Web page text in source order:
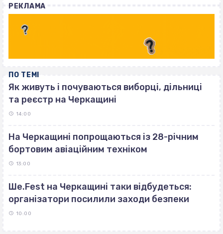
РЕКЛАМА
ПО ТЕМІ
Як живуть і почуваються виборці, дільниці
та реєстр на Черкащині
14:00
На Черкащині попрощаються із 28-річним
бортовим авіаційним техніком
13:00
Ше.Fest на Черкащині таки відбудеться:
організатори посилили заходи безпеки
10:00